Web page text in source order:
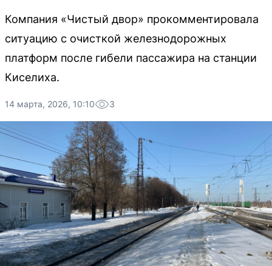
Компания «Чистый двор» прокомментировала
ситуацию с очисткой железнодорожных
платформ после гибели пассажира на станции
Киселиха.
14 марта, 2026, 10:10 3